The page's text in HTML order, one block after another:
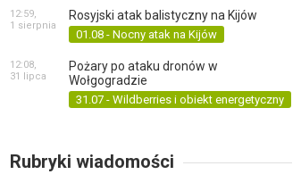
Rosyjski atak balistyczny na Kijów
01.08 - Nocny atak na Kijów
12:59,
1 sierpnia
Pożary po ataku dronów w
Wołgogradzie
31.07 - Wildberries i obiekt energetyczny
12:08,
31 lipca
Rubryki wiadomości